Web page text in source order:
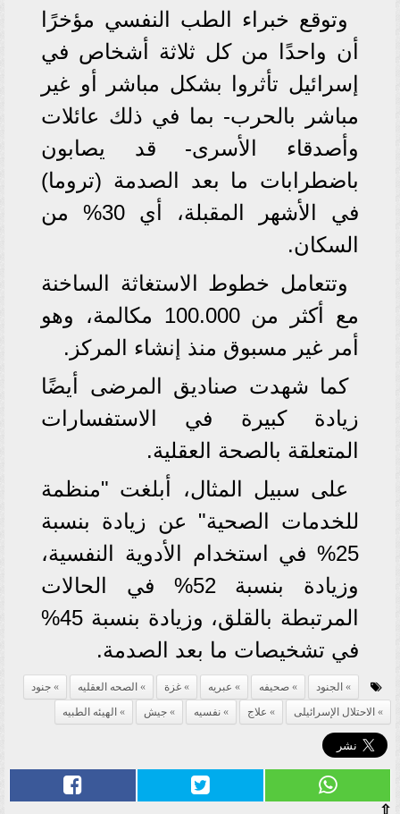
وتوقع خبراء الطب النفسي مؤخرًا
أن واحدًا من كل ثلاثة أشخاص في
إسرائيل تأثروا بشكل مباشر أو غير
مباشر بالحرب- بما في ذلك عائلات
وأصدقاء الأسرى- قد يصابون
باضطرابات ما بعد الصدمة (تروما)
في الأشهر المقبلة، أي 30% من
السكان.
وتتعامل خطوط الاستغاثة الساخنة
مع أكثر من 100.000 مكالمة، وهو
أمر غير مسبوق منذ إنشاء المركز.
كما شهدت صناديق المرضى أيضًا
زيادة كبيرة في الاستفسارات
المتعلقة بالصحة العقلية.
على سبيل المثال، أبلغت "منظمة
للخدمات الصحية" عن زيادة بنسبة
25% في استخدام الأدوية النفسية،
وزيادة بنسبة 52% في الحالات
المرتبطة بالقلق، وزيادة بنسبة 45%
في تشخيصات ما بعد الصدمة.
الجنود صحيفه عبريه غزة الصحه العقليه
جنود
الاحتلال الإسرائيلى
علاج نفسيه جيش الهيئه الطبيه
⇧